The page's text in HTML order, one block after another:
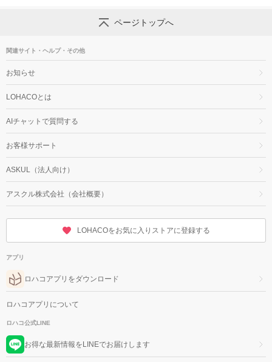
ページトップへ
関連サイト・ヘルプ・その他
お知らせ
LOHACOとは
AIチャットで質問する
お客様サポート
ASKUL（法人向け）
アスクル株式会社（会社概要）
LOHACOをお気に入りストアに登録する
アプリ
ロハコアプリをダウンロード
ロハコアプリについて
ロハコ公式LINE
お得な最新情報をLINEでお届けします